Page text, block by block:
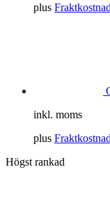
plus
inkl. moms
plus
Högst rankad